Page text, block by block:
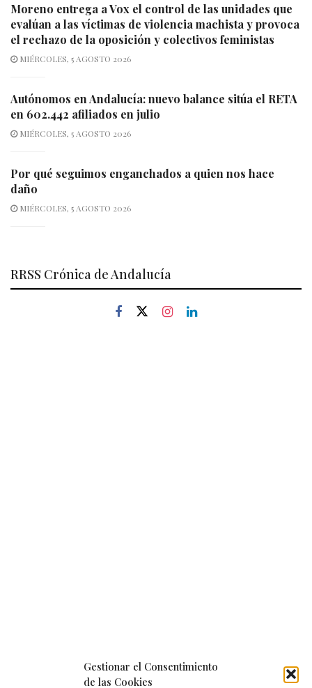
Gestionar el Consentimiento
de las Cookies
Moreno entrega a Vox el control de las unidades que
evalúan a las víctimas de violencia machista y provoca
el rechazo de la oposición y colectivos feministas
MIÉRCOLES, 5 AGOSTO 2026
Autónomos en Andalucía: nuevo balance sitúa el RETA
en 602.442 afiliados en julio
MIÉRCOLES, 5 AGOSTO 2026
Por qué seguimos enganchados a quien nos hace
daño
MIÉRCOLES, 5 AGOSTO 2026
RRSS Crónica de Andalucía